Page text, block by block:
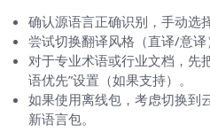
确认源语言正确识别，手动选
尝试切换翻译风格（直译/意译
对于专业术语或行业文档，先
语优先”设置（如果支持）。
如果使用离线包，考虑切换到
新语言包。